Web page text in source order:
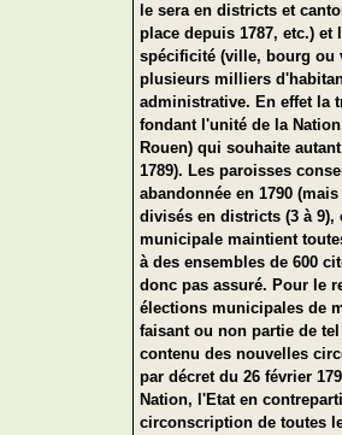
le sera en districts et
place depuis 1787, etc.)
spécificité (ville, bourg ou
plusieurs milliers
administrative. En effet la
fondant l'unité de la
Rouen) qui souhaite
1789). Les paroisses
abandonnée en 1790
divisés en districts (3 à
municipale maintient
à des ensembles de 600
donc pas assuré. Pour le
élections municipales de
faisant ou non partie de
contenu des nouvelles
par décret du 26 février
Nation, l'Etat en
circonscription de toutes